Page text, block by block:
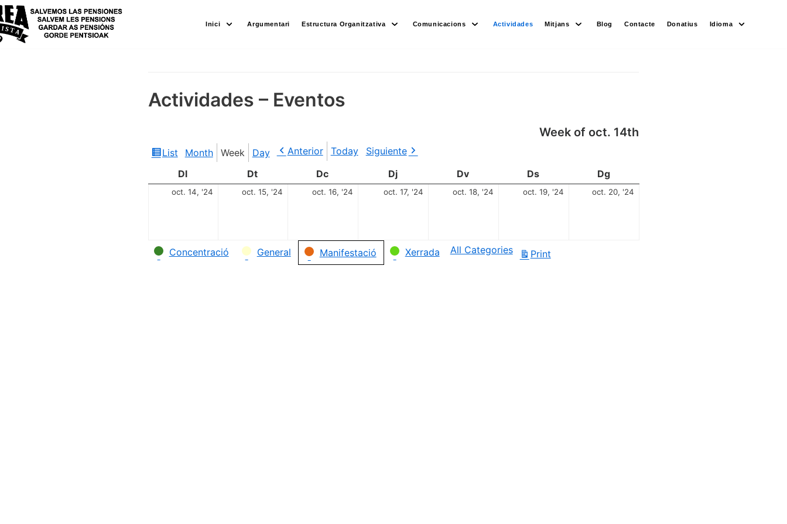
Skip
to
content
Inici Argumentari Estructura Organitzativa Comunicacions Actividades Mitjans Blog Contacte Donatius Idioma
Actividades – Eventos
Week of oct. 14th
View
List Month Week Day Anterior Today
Siguiente
Dl
Dt Dc Dj Dv Ds Dg
oct. 14, '24 oct. 15, '24 oct. 16, '24 oct. 17, '24 oct. 18, '24 oct. 19, '24 oct. 20, '24
Categories
Concentració General Manifestació Xerrada All Categories Print